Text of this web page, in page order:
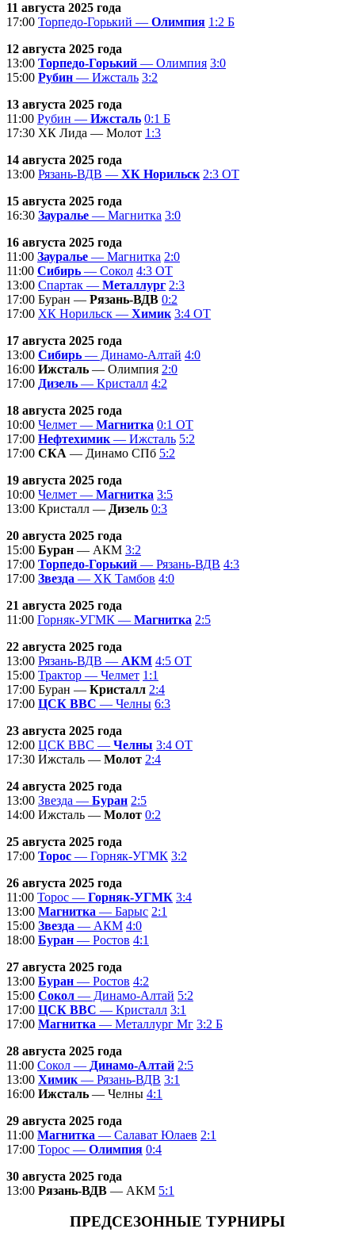
11 августа 2025 года
17:00 Торпедо-Горький — Олимпия 1:2 Б
12 августа 2025 года
13:00 Торпедо-Горький — Олимпия 3:0
15:00 Рубин — Ижсталь 3:2
13 августа 2025 года
11:00 Рубин — Ижсталь 0:1 Б
17:30 ХК Лида — Молот 1:3
14 августа 2025 года
13:00 Рязань-ВДВ — ХК Норильск 2:3 ОТ
15 августа 2025 года
16:30 Зауралье — Магнитка 3:0
16 августа 2025 года
11:00 Зауралье — Магнитка 2:0
11:00 Сибирь — Сокол 4:3 ОТ
13:00 Спартак — Металлург 2:3
17:00 Буран — Рязань-ВДВ 0:2
17:00 ХК Норильск — Химик 3:4 ОТ
17 августа 2025 года
13:00 Сибирь — Динамо-Алтай 4:0
16:00 Ижсталь — Олимпия 2:0
17:00 Дизель — Кристалл 4:2
18 августа 2025 года
10:00 Челмет — Магнитка 0:1 ОТ
17:00 Нефтехимик — Ижсталь 5:2
17:00 СКА — Динамо СПб 5:2
19 августа 2025 года
10:00 Челмет — Магнитка 3:5
13:00 Кристалл — Дизель 0:3
20 августа 2025 года
15:00 Буран — АКМ 3:2
17:00 Торпедо-Горький — Рязань-ВДВ 4:3
17:00 Звезда — ХК Тамбов 4:0
21 августа 2025 года
11:00 Горняк-УГМК — Магнитка 2:5
22 августа 2025 года
13:00 Рязань-ВДВ — АКМ 4:5 ОТ
15:00 Трактор — Челмет 1:1
17:00 Буран — Кристалл 2:4
17:00 ЦСК ВВС — Челны 6:3
23 августа 2025 года
12:00 ЦСК ВВС — Челны 3:4 ОТ
17:30 Ижсталь — Молот 2:4
24 августа 2025 года
13:00 Звезда — Буран 2:5
14:00 Ижсталь — Молот 0:2
25 августа 2025 года
17:00 Торос — Горняк-УГМК 3:2
26 августа 2025 года
11:00 Торос — Горняк-УГМК 3:4
13:00 Магнитка — Барыс 2:1
15:00 Звезда — АКМ 4:0
18:00 Буран — Ростов 4:1
27 августа 2025 года
13:00 Буран — Ростов 4:2
15:00 Сокол — Динамо-Алтай 5:2
17:00 ЦСК ВВС — Кристалл 3:1
17:00 Магнитка — Металлург Мг 3:2 Б
28 августа 2025 года
11:00 Сокол — Динамо-Алтай 2:5
13:00 Химик — Рязань-ВДВ 3:1
16:00 Ижсталь — Челны 4:1
29 августа 2025 года
11:00 Магнитка — Салават Юлаев 2:1
17:00 Торос — Олимпия 0:4
30 августа 2025 года
13:00 Рязань-ВДВ — АКМ 5:1
ПРЕДСЕЗОННЫЕ ТУРНИРЫ